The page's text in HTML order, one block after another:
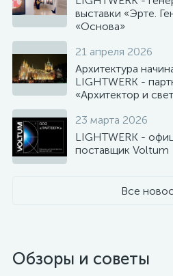
выставки «Эрте.
«Основа»
21 апреля 2026
Архитектура
LIGHTWERK -
«Архитектор и
23 марта 2026
LIGHTWERK -
поставщик Voltum
Все
Обзоры и советы